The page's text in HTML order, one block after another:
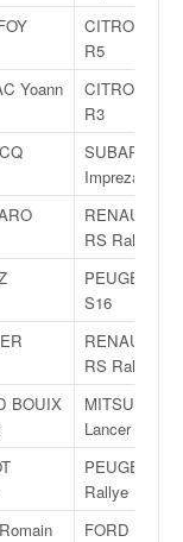
CITROËN C3
R5
Yoann
CITROËN
R3
SUBARU
Impreza Sti
RENAULT
RS Rally 5
PEUGEOT
S16
RENAULT
RS Rally 5
BOUIX
MITSUBISHI
Lancer Evo6
PEUGEOT
Rallye
FORD Fiesta